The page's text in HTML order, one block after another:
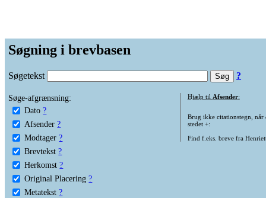
Søgning i brevbasen
Søgetekst ?
Søge-afgrænsning:
Dato ?
Afsender ?
Modtager ?
Brevtekst ?
Herkomst ?
Original Placering ?
Metatekst ?
Hjælp til Afsender:
Brug ikke citationstegn, når
stedet +:
Find f.eks. breve fra